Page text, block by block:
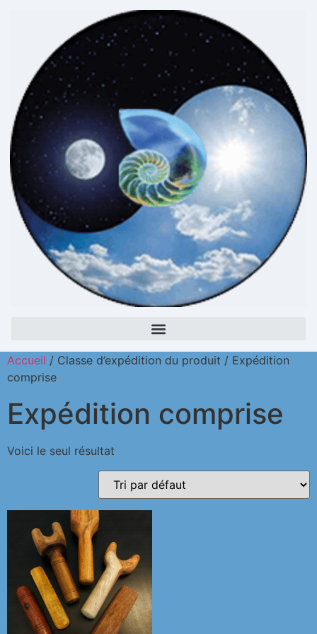
Accueil / Classe d’expédition du produit / Expédition
comprise
Expédition comprise
Voici le seul résultat